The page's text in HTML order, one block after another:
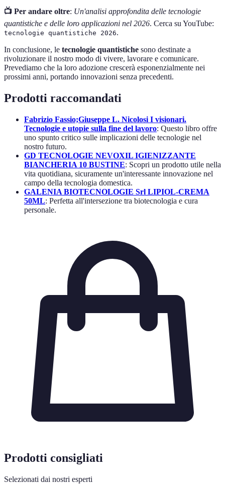
📺 Per andare oltre: Un'analisi approfondita delle tecnologie
quantistiche e delle loro applicazioni nel 2026. Cerca su YouTube:
tecnologie quantistiche 2026.
In conclusione, le tecnologie quantistiche sono destinate a
rivoluzionare il nostro modo di vivere, lavorare e comunicare.
Prevediamo che la loro adozione crescerà esponenzialmente nei
prossimi anni, portando innovazioni senza precedenti.
Prodotti raccomandati
Fabrizio Fassio;Giuseppe L. Nicolosi I visionari.
Tecnologie e utopie sulla fine del lavoro: Questo libro offre
uno spunto critico sulle implicazioni delle tecnologie nel
nostro futuro.
GD TECNOLOGIE NEVOXIL IGIENIZZANTE
BIANCHERIA 10 BUSTINE: Scopri un prodotto utile nella
vita quotidiana, sicuramente un'interessante innovazione nel
campo della tecnologia domestica.
GALENIA BIOTECNOLOGIE Srl LIPIOL-CREMA
50ML: Perfetta all'intersezione tra biotecnologia e cura
personale.
Prodotti consigliati
Selezionati dai nostri esperti